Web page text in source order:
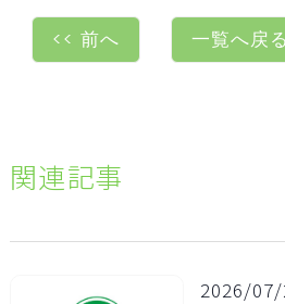
<< 前へ 一覧へ戻る
関連記事
2026/07/